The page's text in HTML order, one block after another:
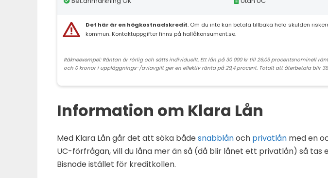
Det här är en högkostnadskredit. Om du inte kan betala tillbaka hela skulden
kommun. Kontaktuppgifter finns på hallåkonsument.se.
Räkneexempel: Räntan är rörlig och sätts individuellt. Ett lån på 30 000 kr till 26,05 procentsnominell
och 0 kronor i uppläggnings-/aviavgift ger en effektiv ränta på 29,4 procent. Totalt att återbetala blir 38
Information om Klara Lån
Med Klara Lån går det att söka bådesnabblånoch privatlån med en
UC-förfrågan, vill du låna mer än så (då blir lånet ett privatlån) så tas
Bisnode istället för kreditkollen.